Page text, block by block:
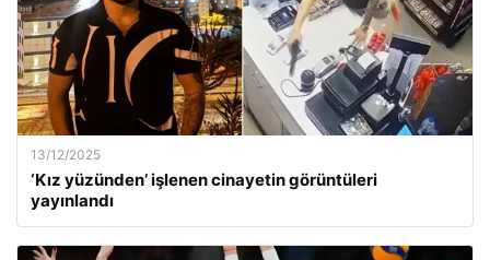
13/12/2025
‘Kız yüzünden’ işlenen cinayetin görüntüleri
yayınlandı